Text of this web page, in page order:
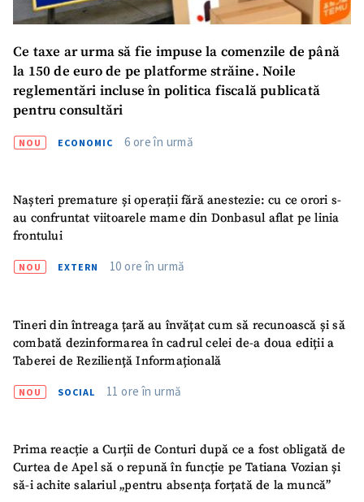
Ce taxe ar urma să fie impuse la comenzile de până
la 150 de euro de pe platforme străine. Noile
reglementări incluse în politica fiscală publicată
pentru consultări
NOU ECONOMIC 6 ore în urmă
Nașteri premature și operații fără anestezie: cu ce orori s-
au confruntat viitoarele mame din Donbasul aflat pe linia
frontului
NOU EXTERN 10 ore în urmă
Tineri din întreaga țară au învățat cum să recunoască și să
combată dezinformarea în cadrul celei de-a doua ediții a
Taberei de Reziliență Informațională
NOU SOCIAL 11 ore în urmă
Prima reacție a Curții de Conturi după ce a fost obligată de
Curtea de Apel să o repună în funcție pe Tatiana Vozian și
să-i achite salariul „pentru absența forțată de la muncă”
Titlu știre
+ Adaugă titlu